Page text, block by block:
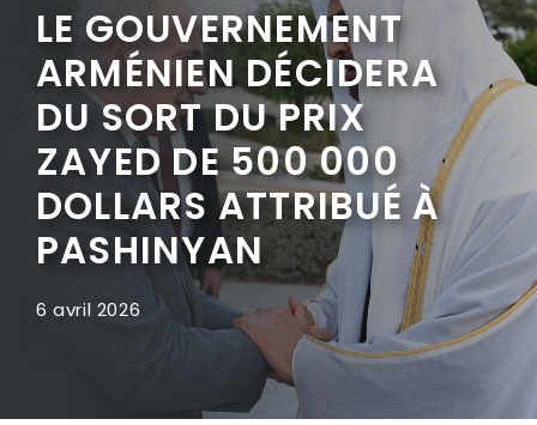
LE GOUVERNEMENT
ARMÉNIEN DÉCIDERA
DU SORT DU PRIX
ZAYED DE 500 000
DOLLARS ATTRIBUÉ À
PASHINYAN
6 avril 2026